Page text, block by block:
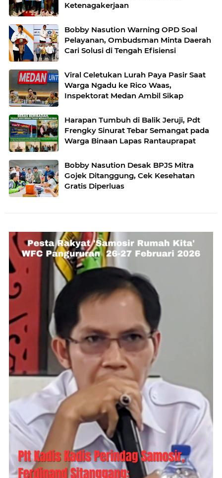
Ketenagakerjaan
Bobby Nasution Warning OPD Soal
Pelayanan, Ombudsman Minta Daerah
Cari Solusi di Tengah Efisiensi
Viral Celetukan Lurah Paya Pasir Saat
Warga Ngadu ke Rico Waas,
Inspektorat Medan Ambil Sikap
Harapan Tumbuh di Balik Jeruji, Pdt
Frengky Sinurat Tebar Semangat pada
Warga Binaan Lapas Rantauprapat
Bobby Nasution Desak BPJS Mitra
Gojek Ditanggung, Cek Kesehatan
Gratis Diperluas